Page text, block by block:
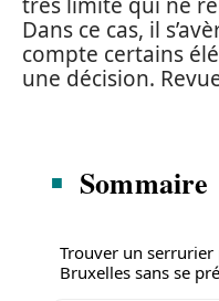
Dans ce cas, il
compte certains
une décision.
Sommaire
Trouver un
Bruxelles sans se